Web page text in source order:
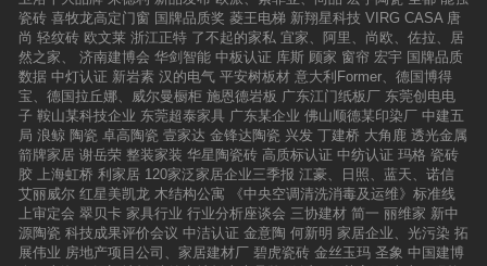
产品有看头、空间有文化”。大唐合盛瓷砖历经16
年的风雨与沉淀，专注现代中式人文家居艺术文
化，秉承原创设计理念，从世界视野、国际生活
方式到以糅合中国经典国粹与现代元素，无不展
现出大唐合盛瓷厚积薄发的品牌实力。▲导购向
业主们介绍大唐合盛瓷砖产品▲业主们争先恐后
下定多项优惠政策加持开业活动针对本次开业，
湘乡大唐合盛瓷砖联合厂家隆重推出多个爆款特
惠套餐，工厂直供，直接从产品和价格上给予消
费者最大支持。更有点赞送黄金、下定抓现金、
买一赠一、豪华家电百分百中奖等多项购砖钜
惠，让广大业主朋友享受了一场疯狂的购砖盛
会。▲现金抓多少送多少▲中奖客户展示奖品▲
光砖更耐磨、更逼真、更通体、更实用，赢得了
与会嘉宾的好评。 自创立以来，欧洲之星一直
以专业、高端微晶石定位，制造时尚、高品质的
陶瓷产品，今年，欧洲之星在新品研发上依靠广
东高微晶科技有限公司强大的研发和生产能力，
两度发力，推出典雅高贵的通体大理石系列和清
雅含蓄的渗墨抛光砖系列，引发行业新潮流，为
经销商扩展市场提供了有力的支持。 当晚，欧
洲之星在希尔顿酒店举办“感恩有你”答谢晚宴，
感谢广大经销商一路同行，为欧洲之星的发展壮
大不懈努力。华灯璀璨，公司领导和经销商相聚
一堂，共同举杯，为欧洲之星辉煌灿烂的明天许
下美好的祝福。丰富多彩的节目表演、感恩致谢
瓷砖 喜牧龙高定门窗 国牌品质奖 菱王电梯 新翔星科技 VIRG CASA 唐
尚 轻纹砖 欧文莱 浙江正特 了不起的家私 宜家、阿里、尚欧、佐拉、居
然之家、
济南建博会 华剑智能 中板认证 库斯 顾家 窗帘 宏宇 国牌品质
数据 中灯认证 新岩素 汉的电气 平安树板材 意大利Former、德国博得
宝、德国拉丘娜、威尔曼橱柜 施恩德岩板 广东江门纸板厂 东莞创电电
子 鞍山某科技企业 东莞超泰家具 广东某企业 佛山顺德某印染厂 中建五
局 浪鲸 陶瓷 卓高陶瓷 壹家达 金锋达陶瓷 兴发 丁建桥 大角鹿 透光金属
箭牌家居 谢岳荣 整装家装 华星陶瓷砖 高质标认证 中纺认证 玛格 瓷砖
胶
上海虹桥 利家居 120家泛家居企业三季报 江豪、日照、蓝天、诺信
艾丽威尔 红星美凯龙 木结构公寓
《中央空调清洗消毒及运维》标准线
上审定会 翠贝卡 家具行业 行业分析座谈会 三协建材 简一 丽维家 新中
源陶瓷 科技成果评价会议 中洁认证 金意陶 何新明 家居企业、光污染 拓
展伟业 房地产项目公司、家居建材厂 碧虎瓷砖 金丝玉玛 圣象 中国建博